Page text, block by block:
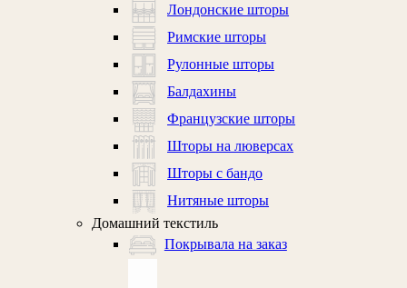
Лондонские шторы
Римские шторы
Рулонные шторы
Балдахины
Французские шторы
Шторы на люверсах
Шторы с бандо
Нитяные шторы
Домашний текстиль
Покрывала на заказ